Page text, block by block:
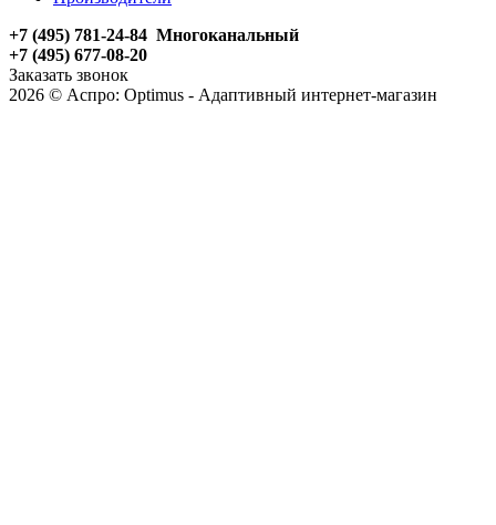
+7 (495) 781-24-84 Многоканальный
+7 (495) 677-08-20
Заказать звонок
2026 © Аспро: Optimus - Адаптивный интернет-магазин